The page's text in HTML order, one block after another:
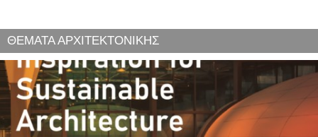
ΘΕΜΑΤΑ ΑΡΧΙΤΕΚΤΟΝΙΚΗΣ